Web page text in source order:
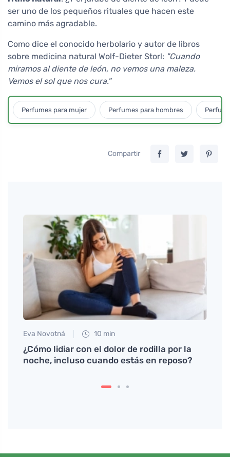
ser uno de los pequeños rituales que hacen este
camino más agradable.
Como dice el conocido herbolario y autor de libros
sobre medicina natural Wolf-Dieter Storl: "Cuando
miramos al diente de león, no vemos una maleza.
Vemos el sol que nos cura."
Perfumes para mujer Perfumes para hombres
Compartir
Eva Novotná 10 min
¿Cómo lidiar con el dolor de rodilla por la
noche, incluso cuando estás en reposo?